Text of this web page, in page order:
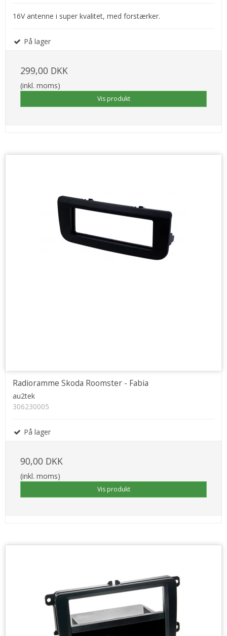
16V antenne i super kvalitet, med forstærker.
På lager
299,00 DKK
(inkl. moms)
Vis produkt
Radioramme Skoda Roomster - Fabia
au2tek
306230005
På lager
90,00 DKK
(inkl. moms)
Vis produkt